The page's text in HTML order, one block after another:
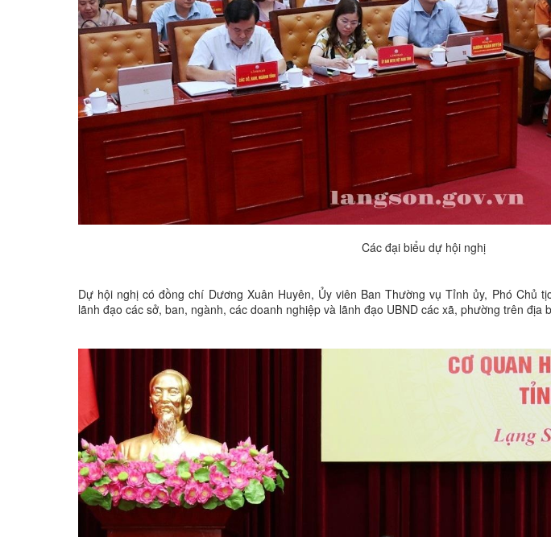
Các đại biểu dự hội nghị
Dự hội nghị có đồng chí Dương Xuân Huyên, Ủy viên Ban Thường vụ Tỉnh ủy, Phó Chủ
lãnh đạo các sở, ban, ngành, các doanh nghiệp và lãnh đạo UBND các xã, phường trên địa